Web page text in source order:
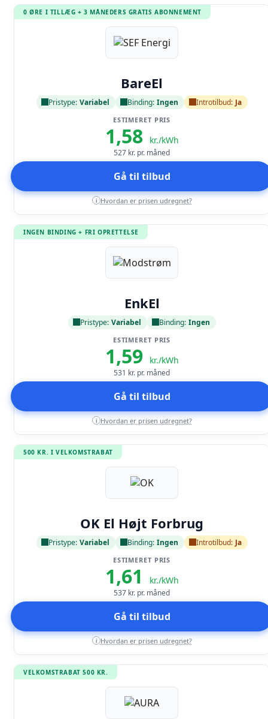
0 ØRE I TILLÆG + 3 MÅNEDERS GRATIS ABONNEMENT
BareEl
Pristype: Variabel Binding: Ingen Introtilbud: Ja
ESTIMERET PRIS
1,58 kr./kWh
527 kr. pr. måned
Gå til tilbud
i Hvordan er prisen udregnet?
INGEN BINDING + FRI OPRETTELSE
EnkEl
Pristype: Variabel Binding: Ingen
ESTIMERET PRIS
1,59 kr./kWh
531 kr. pr. måned
Gå til tilbud
i Hvordan er prisen udregnet?
500 KR. I VELKOMSTRABAT
OK El Højt Forbrug
Pristype: Variabel Binding: Ingen Introtilbud: Ja
ESTIMERET PRIS
1,61 kr./kWh
537 kr. pr. måned
Gå til tilbud
i Hvordan er prisen udregnet?
VELKOMSTRABAT 500 KR.